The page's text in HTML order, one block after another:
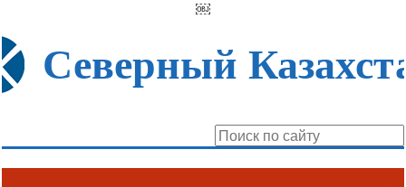
￼
Северный